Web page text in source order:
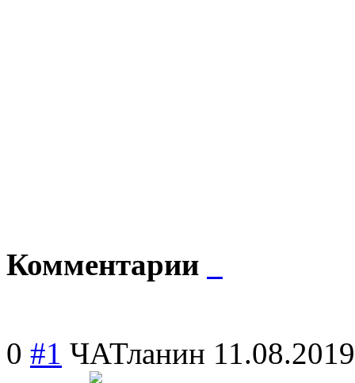
Комментарии
0 #1 ЧАТланин